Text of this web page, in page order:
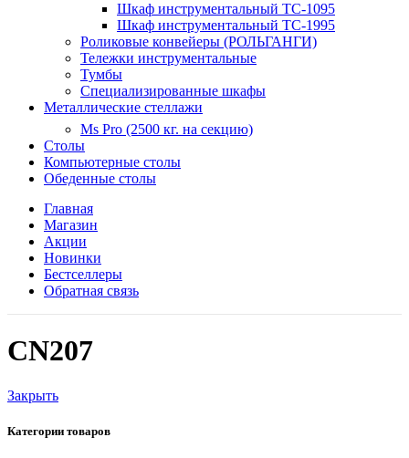
Шкаф инструментальный TC-1095
Шкаф инструментальный TC-1995
Роликовые конвейеры (РОЛЬГАНГИ)
Тележки инструментальные
Тумбы
Специализированные шкафы
Металлические стеллажи
Ms Pro (2500 кг. на секцию)
Столы
Компьютерные столы
Обеденные столы
Главная
Магазин
Акции
Новинки
Бестселлеры
Обратная связь
CN207
Закрыть
Категории товаров